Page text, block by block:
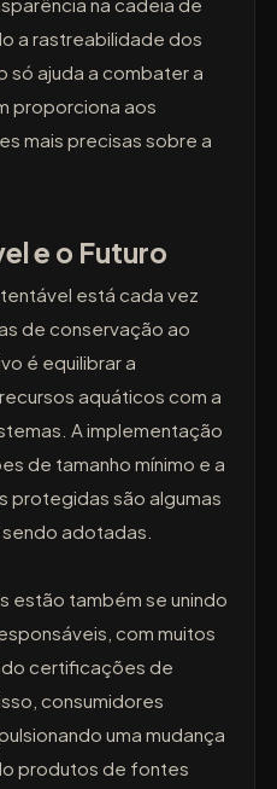
a rastreabilidade dos
só ajuda a combater a
proporciona aos
mais precisas sobre a
e o Futuro
está cada vez
de conservação ao
é equilibrar a
aquáticos com a
A implementação
de tamanho mínimo e a
protegidas são algumas
adotadas.
estão também se unindo
com muitos
certificações de
consumidores
uma mudança
produtos de fontes